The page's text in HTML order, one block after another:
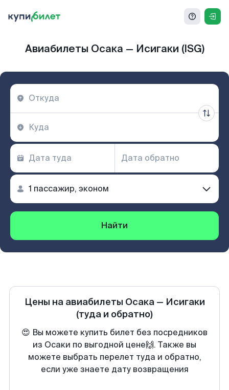
Авиабилеты Осака — Исигаки (ISG)
Найти
Цены на авиабилеты Осака— Исигаки
(туда и обратно)
😍 Вы можете купить билет без посредников
из Осаки по выгодной цене🙌. Также вы
можете выбрать перелет туда и обратно,
если уже знаете дату возвращения